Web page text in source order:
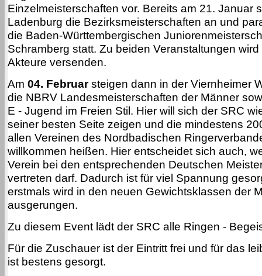
Einzelmeisterschaften vor. Bereits am 21. Januar
Ladenburg die Bezirksmeisterschaften an und
die Baden-Württembergischen
Schramberg statt. Zu beiden Veranstaltungen
Akteure versenden.
Am 04. Februarsteigen dann in der Viernheimer
die NBRV Landesmeisterschaften der Männer
E - Jugend im Freien Stil. Hier will sich der SRC
seiner besten Seite zeigen und die mindestens
allen Vereinen des Nordbadischen
willkommen heißen. Hier entscheidet sich auch,
Verein bei den entsprechenden Deutschen
vertreten darf. Dadurch ist für viel Spannung
erstmals wird in den neuen Gewichtsklassen der
ausgerungen.
Zu diesem Event lädt der SRC alle Ringen -
Für die Zuschauer ist der Eintritt frei und für das
ist bestens gesorgt.